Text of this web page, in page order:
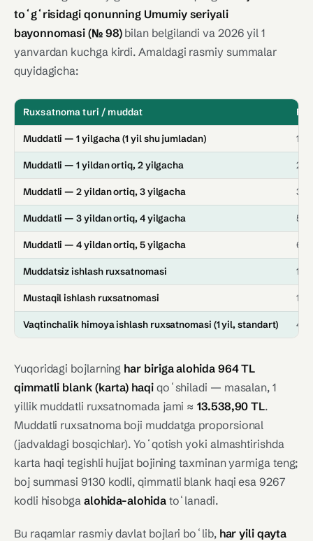
toʻgʻrisidagi qonunning Umumiy seriyali
bayonnomasi (№ 98)bilan belgilandi va 2026 yil 1
yanvardan kuchga kirdi. Amaldagi rasmiy summalar
quyidagicha:
Ruxsatnoma turi / muddat
Muddatli — 1 yilgacha (1 yil shu jumladan)
Muddatli — 1 yildan ortiq, 2 yilgacha
Muddatli — 2 yildan ortiq, 3 yilgacha
Muddatli — 3 yildan ortiq, 4 yilgacha
Muddatli — 4 yildan ortiq, 5 yilgacha
Muddatsiz ishlash ruxsatnomasi
Mustaqil ishlash ruxsatnomasi
Vaqtinchalik himoya ishlash ruxsatnomasi (1 yil, standart)
Yuqoridagi bojlarning har biriga alohida 964 TL
qimmatli blank (karta) haqiqoʻshiladi — masalan, 1
yillik muddatli ruxsatnomada jami ≈13.538,90 TL.
Muddatli ruxsatnoma boji muddatga proporsional
(jadvaldagi bosqichlar). Yoʻqotish yoki almashtirishda
karta haqi tegishli hujjat bojining taxminan yarmiga teng;
boj summasi 9130 kodli, qimmatli blank haqi esa 9267
kodli hisobga alohida-alohidatoʻlanadi.
Bu raqamlar rasmiy davlat bojlari boʻlib, har yili qayta